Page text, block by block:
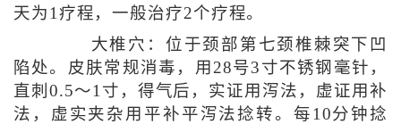
天为1疗程，一般治疗2个疗程。
大椎穴：位于颈部第七颈椎棘突下凹
陷处。皮肤常规消毒，用28号3寸不锈钢毫针，
直刺0.5～1寸，得气后，实证用泻法，虚证用补
法，虚实夹杂用平补平泻法捻转。每10分钟捻